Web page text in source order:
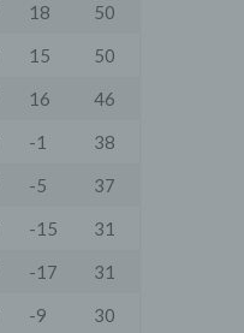
18
50
15
50
16
46
-1
38
-5
37
-15
31
-17
31
-9
30